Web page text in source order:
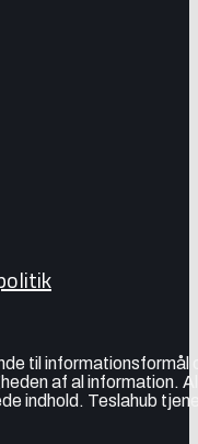
til
af al information.
indhold. Teslahub